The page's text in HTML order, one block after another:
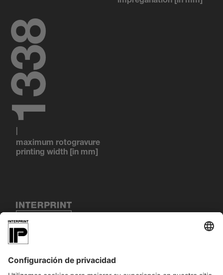
1446
maximum rotogravure
printing width [in mm]